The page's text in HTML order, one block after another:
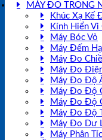
MÁY ĐO TRONG
Khúc Xạ Kế
Kính Hiển Vi
Máy Bóc Vỏ
Máy Đếm
Máy Đo
Máy Đo
Máy Đo Độ
Máy Đo Độ
Máy Đo Độ
Máy Đo Độ
Máy Đo Dư
Máy Phân